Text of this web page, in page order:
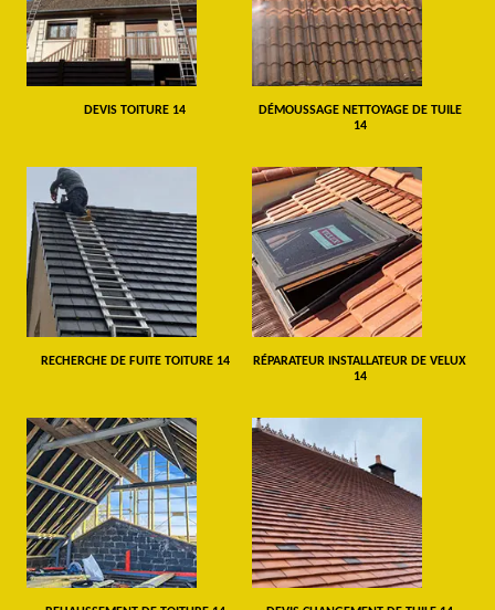
DEVIS TOITURE 14
DÉMOUSSAGE NETTOYAGE DE TUILE
14
RECHERCHE DE FUITE TOITURE 14
RÉPARATEUR INSTALLATEUR DE VELUX
14